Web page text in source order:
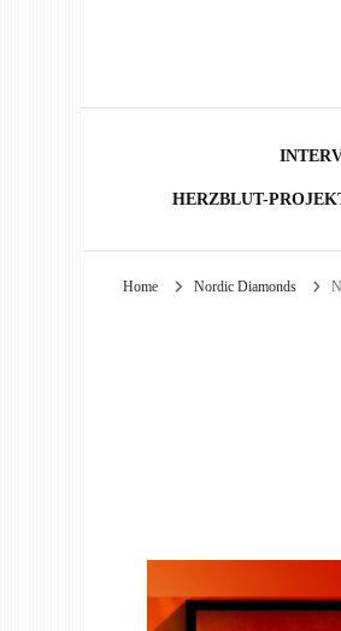
HERZBLUT-
Home Nordic Diamonds